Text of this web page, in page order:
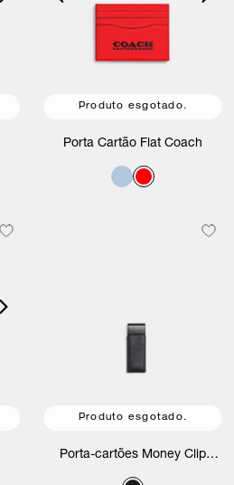
Produto esgotado.
Porta Cartão Flat Coach
Produto esgotado.
Porta-cartões Money Clip